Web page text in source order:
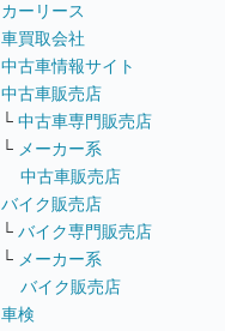
カーリース
車買取会社
中古車情報サイト
中古車販売店
└ 中古車専門販売店
└ メーカー系
中古車販売店
バイク販売店
└ バイク専門販売店
└ メーカー系
バイク販売店
車検